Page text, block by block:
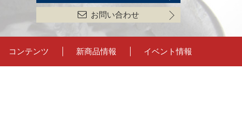
お問い合わせ
コンテンツ 新商品情報 イベント情報